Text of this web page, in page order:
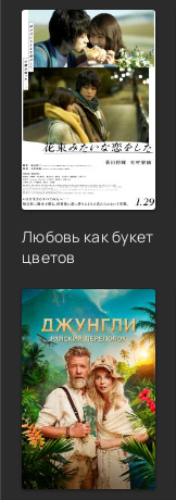
Любовь как букет
цветов